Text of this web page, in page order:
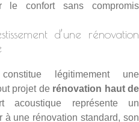
le confort sans compromis
d’une rénovation
légitimement une
projet de rénovation haut de
représente un
une rénovation standard, son